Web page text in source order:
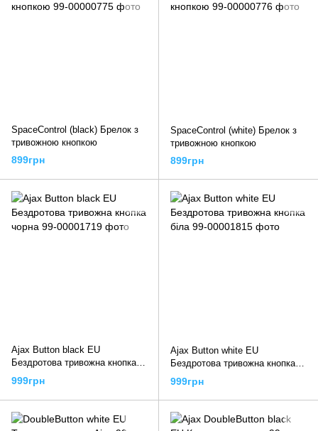
SpaceControl (black) Брелок з
тривожною кнопкою
899грн
SpaceControl (white) Брелок з
тривожною кнопкою
899грн
Ajax Button black EU
Бездротова тривожна кнопка
чорна
999грн
Ajax Button white EU
Бездротова тривожна кнопка
біла
999грн